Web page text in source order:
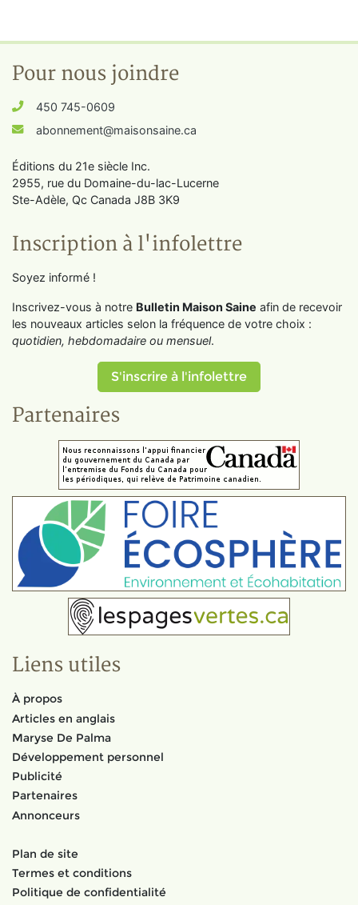
Pour nous joindre
450 745-0609
abonnement@maisonsaine.ca
Éditions du 21e siècle Inc.
2955, rue du Domaine-du-lac-Lucerne
Ste-Adèle, Qc Canada J8B 3K9
Inscription à l'infolettre
Soyez informé !
Inscrivez-vous à notre Bulletin Maison Saine afin de recevoir
les nouveaux articles selon la fréquence de votre choix :
quotidien, hebdomadaire ou mensuel.
S'inscrire à l'infolettre
Partenaires
Liens utiles
À propos
Articles en anglais
Maryse De Palma
Développement personnel
Publicité
Partenaires
Annonceurs
Plan de site
Termes et conditions
Politique de confidentialité